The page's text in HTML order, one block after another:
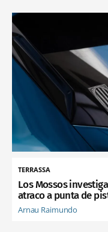
TERRASSA
Los Mossos
atraco a punta de
Arnau Raimundo